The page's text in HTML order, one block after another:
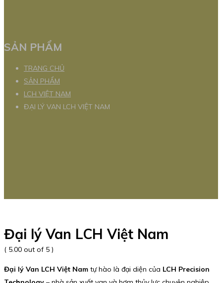
SẢN PHẨM
TRANG CHỦ
SẢN PHẨM
LCH VIỆT NAM
ĐẠI LÝ VAN LCH VIỆT NAM
Đại lý Van LCH Việt Nam
( 5.00 out of 5 )
Đại lý Van LCH Việt Nam tự hào là đại diện của LCH Precision